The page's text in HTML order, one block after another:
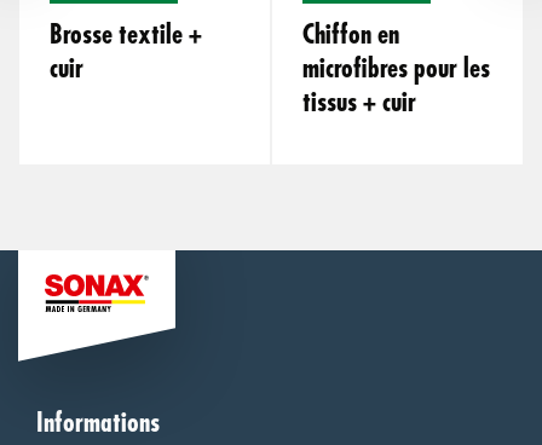
Brosse textile +
cuir
Chiffon en
microfibres pour les
tissus + cuir
Informations